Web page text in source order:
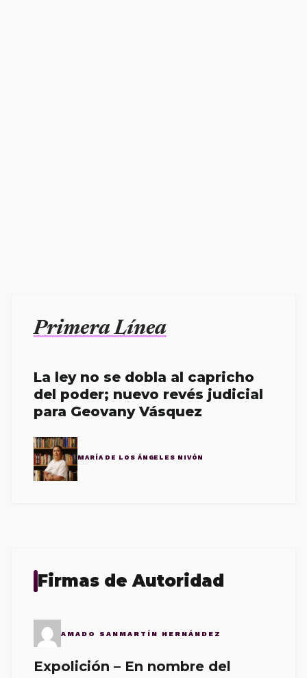
Primera Línea
La ley no se dobla al capricho
del poder; nuevo revés judicial
para Geovany Vásquez
MARÍA DE LOS ÁNGELES NIVÓN
Firmas de Autoridad
AMADO SANMARTÍN HERNÁNDEZ
Expolición – En nombre del